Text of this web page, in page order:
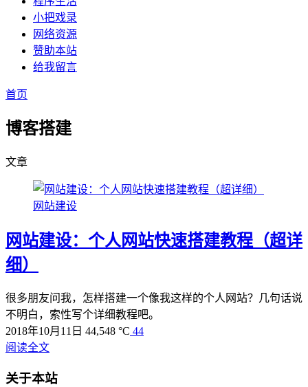
小把戏录
网络资源
赞助本站
给我留言
首页
博客搭建
文章
网站建设
网站建设：个人网站快速搭建教程（超详
细）
很多朋友问我，怎样搭建一个像我这样的个人网站？几句话说
不明白，索性写个详细教程吧。
2018年10月11日 44,548 °C 44
阅读全文
关于本站